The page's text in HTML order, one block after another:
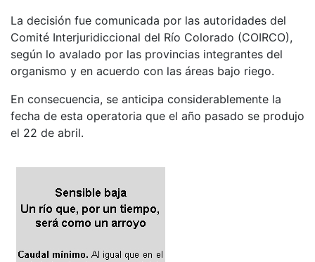
La decisión fue comunicada por las autoridades del
Comité Interjuridiccional del Río Colorado (COIRCO),
según lo avalado por las provincias integrantes del
organismo y en acuerdo con las áreas bajo riego.
En consecuencia, se anticipa considerablemente la
fecha de esta operatoria que el año pasado se produjo
el 22 de abril.